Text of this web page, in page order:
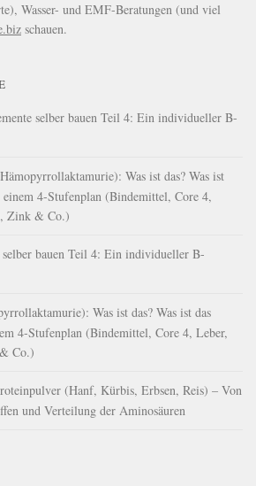
Wasser- und EMF-Beratungen (und viel
schauen.
selber bauen Teil 4: Ein individueller B-
Was ist das? Was ist
einem 4-Stufenplan (Bindemittel, Core 4,
Zink & Co.)
selber bauen Teil 4: Ein individueller B-
Was ist das? Was ist das
4-Stufenplan (Bindemittel, Core 4, Leber,
Co.)
(Hanf, Kürbis, Erbsen, Reis) – Von
und Verteilung der Aminosäuren